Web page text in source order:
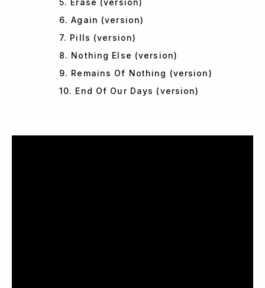
5. Erase (version)
6. Again (version)
7. Pills (version)
8. Nothing Else (version)
9. Remains Of Nothing (version)
10. End Of Our Days (version)